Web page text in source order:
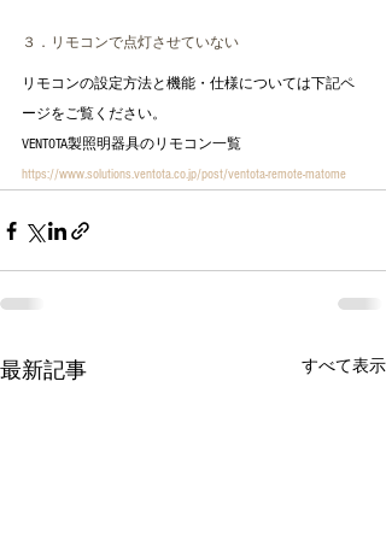
３．リモコンで点灯させていない
リモコンの設定方法と機能・仕様については下記ペ
ージをご覧ください。
VENTOTA製照明器具のリモコン一覧
https://www.solutions.ventota.co.jp/post/ventota-remote-matome
最新記事 すべて表示